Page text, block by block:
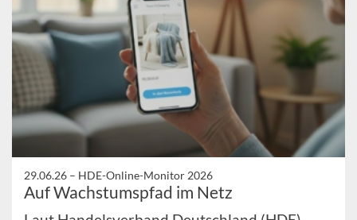
29.06.26 – HDE-Online-Monitor 2026
Auf Wachstumspfad im Netz